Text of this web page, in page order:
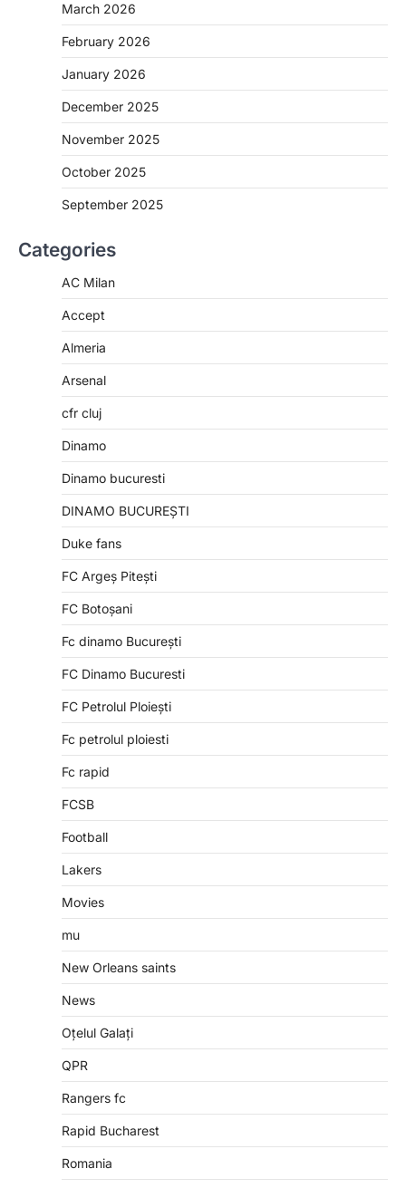
March 2026
February 2026
January 2026
December 2025
November 2025
October 2025
September 2025
Categories
AC Milan
Accept
Almeria
Arsenal
cfr cluj
Dinamo
Dinamo bucuresti
DINAMO BUCUREȘTI
Duke fans
FC Argeș Pitești
FC Botoșani
Fc dinamo București
FC Dinamo Bucuresti
FC Petrolul Ploiești
Fc petrolul ploiesti
Fc rapid
FCSB
Football
Lakers
Movies
mu
New Orleans saints
News
Oțelul Galați
QPR
Rangers fc
Rapid Bucharest
Romania